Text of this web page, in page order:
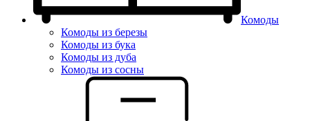
Комоды
Комоды из березы
Комоды из бука
Комоды из дуба
Комоды из сосны